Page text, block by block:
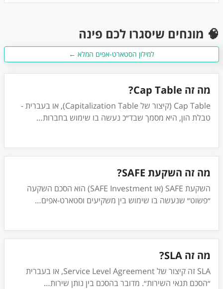
🧠 מונחים שיסגרו לכם פינה
למילון הסטארט-אפים המלא ←
מה זה Cap Table?
Cap Table (קיצור של Capitalization Table), או בעברית -
טבלת הון, היא מסמך שבד״כ נעשה בו שימוש בחברות…
מה זה השקעת SAFE?
השקעת SAFE (או SAFE Investment) הוא הסכם השקעה
״פשוט״ שנעשה בו שימוש בין משקיעים וסטארט-אפים…
מה זה SLA?
SLA זה קיצור של Service Level Agreement, או בעברית
״הסכם תנאי השירות״. מדובר בהסכם בין נותן שירות…